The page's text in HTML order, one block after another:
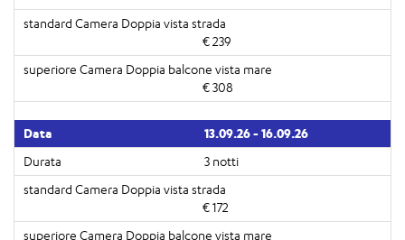
€ 239
€ 308
13.09.26 - 16.09.26
3 notti
€ 172